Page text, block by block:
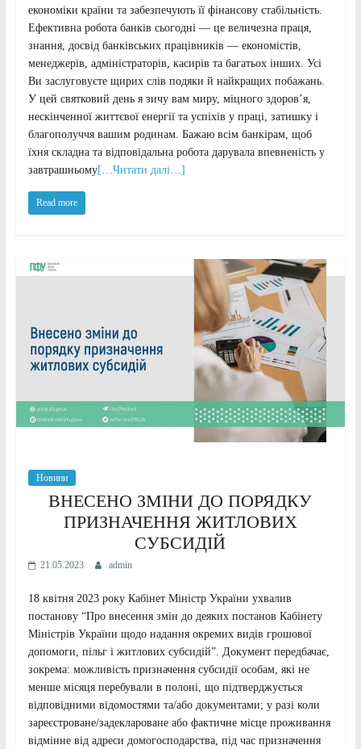
економіки країни та забезпечують її фінансову стабільність.
Ефективна робота банків сьогодні — це величезна праця,
знання, досвід банківських працівників — економістів,
менеджерів, адміністраторів, касирів та багатьох інших. Усі
Ви заслуговуєте щирих слів подяки й найкращих побажань.
У цей святковий день я зичу вам миру, міцного здоров’я,
нескінченної життєвої енергії та успіхів у праці, затишку і
благополуччя вашим родинам. Бажаю всім банкірам, щоб
їхня складна та відповідальна робота дарувала впевненість у
завтрашньому[…Читати далі…]
Read more
Новини
ВНЕСЕНО ЗМІНИ ДО ПОРЯДКУ
ПРИЗНАЧЕННЯ ЖИТЛОВИХ
СУБСИДІЙ
21.05.2023 admin
18 квітня 2023 року Кабінет Міністр України ухвалив
постанову “Про внесення змін до деяких постанов Кабінету
Міністрів України щодо надання окремих видів грошової
допомоги, пільг і житлових субсидій”. Документ передбачає,
зокрема: можливість призначення субсидії особам, які не
менше місяця перебували в полоні, що підтверджується
відповідними відомостями та/або документами; у разі коли
зареєстроване/задеклароване або фактичне місце проживання
відмінне від адреси домогосподарства, під час призначення